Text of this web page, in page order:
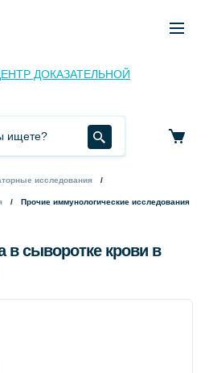
исследования
Прочие иммунологические исследования
в сыворотке крови в